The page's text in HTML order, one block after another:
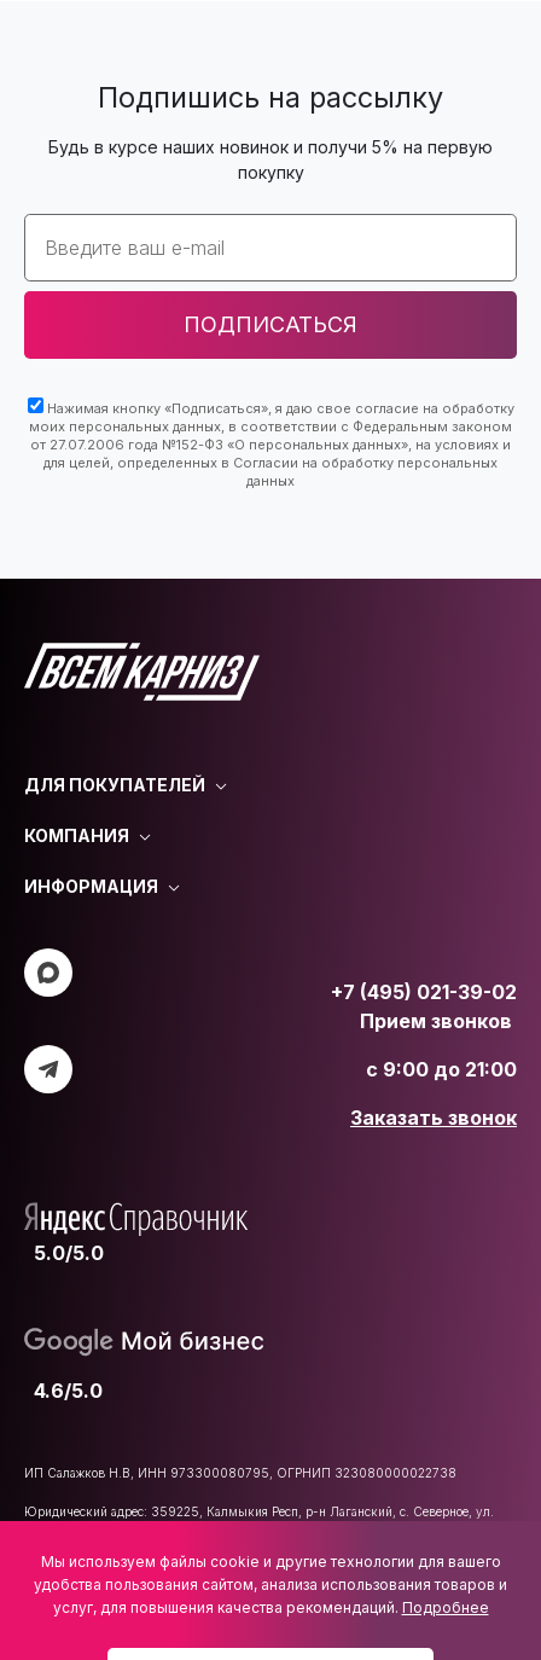
Подпишись на рассылку
Будь в курсе наших новинок и получи 5% на первую
покупку
Email
ПОДПИСАТЬСЯ
Нажимая кнопку «Подписаться», я даю свое согласие на обработку
моих персональных данных, в соответствии с Федеральным законом
от 27.07.2006 года №152-ФЗ «О персональных данных», на условиях и
для целей, определенных в Согласии на обработку персональных
данных
Мы используем файлы cookie и другие технологии для вашего
удобства пользования сайтом, анализа использования товаров и
услуг, для повышения качества рекомендаций. Подробнее
ДЛЯ ПОКУПАТЕЛЕЙ
КОМПАНИЯ
ИНФОРМАЦИЯ
+7 (495) 021-39-02
Прием звонков
с 9:00 до 21:00
Заказать звонок
5.0/5.0
4.6/5.0
ИП Салажков Н.В, ИНН 973300080795, ОГРНИП 323080000022738
Юридический адрес: 359225, Калмыкия Респ, р-н Лаганский, с. Северное, ул.
E-mail: info@vsemkarniz.ru